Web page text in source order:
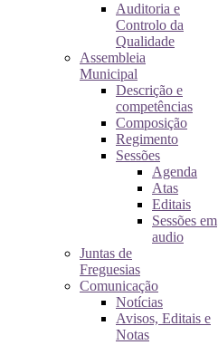
Auditoria e
Controlo da
Qualidade
Assembleia
Municipal
Descrição e
competências
Composição
Regimento
Sessões
Agenda
Atas
Editais
Sessões em
audio
Juntas de
Freguesias
Comunicação
Notícias
Avisos, Editais e
Notas